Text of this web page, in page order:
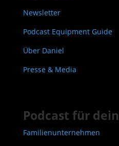
Newsletter
Podcast Equipment Guide
Über Daniel
Presse & Media
Podcast für
Familienunternehmen